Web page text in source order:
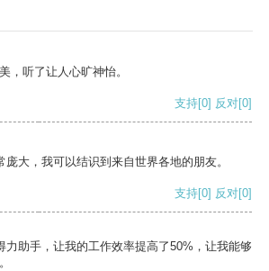
，听了让人心旷神怡。
支持[0] 反对[0]
大，我可以结识到来自世界各地的朋友。
支持[0] 反对[0]
力助手，让我的工作效率提高了50%，让我能够